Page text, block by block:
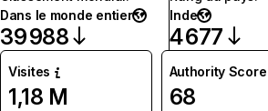
Dans le monde entier
39 988
Inde
4 677
Visites
1,18 M
Authority Score
68